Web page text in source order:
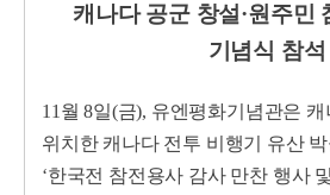
캐나다 공군 창설·원주민
기념식 참석
11월 8일(금), 유엔평화기념관은 캐
위치한 캐나다 전투 비행기 유산
‘한국전 참전용사 감사 만찬 행사